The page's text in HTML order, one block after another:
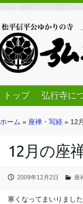
トップ 弘行寺に
ホーム » 座禅・写経 » 12
12月の座
2009年12月2日 座
寒くなってまいりまし